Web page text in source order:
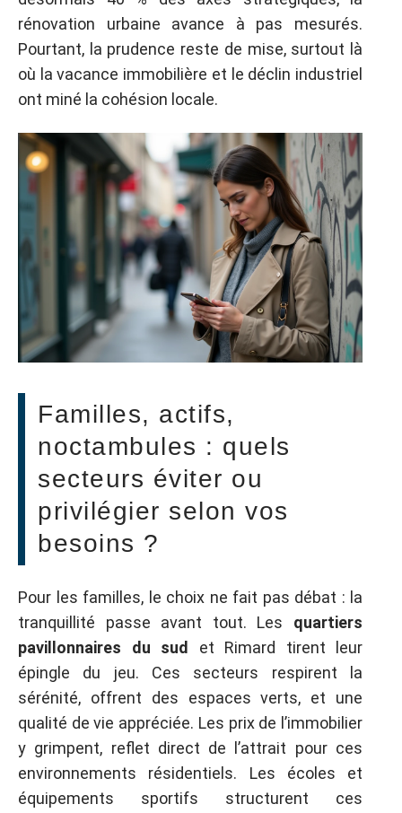
rénovation urbaine avance à pas mesurés.
Pourtant, la prudence reste de mise, surtout là
où la vacance immobilière et le déclin industriel
ont miné la cohésion locale.
Familles, actifs,
noctambules : quels
secteurs éviter ou
privilégier selon vos
besoins ?
Pour les familles, le choix ne fait pas débat : la
tranquillité passe avant tout. Les quartiers
pavillonnaires du sud
et Rimard tirent leur
épingle du jeu. Ces secteurs respirent la
sérénité, offrent des espaces verts, et une
qualité de vie appréciée. Les prix de l’immobilier
y grimpent, reflet direct de l’attrait pour ces
environnements résidentiels. Les écoles et
équipements sportifs structurent ces